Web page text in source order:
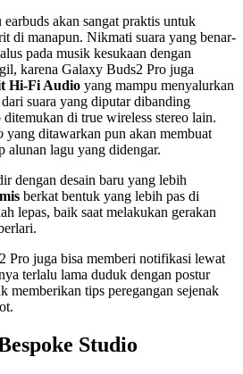
akan sangat praktis untuk
di manapun. Nikmati suara yang benar-
pada musik kesukaan dengan
karena Galaxy Buds2 Pro juga
Hi-Fi Audio yang mampu menyalurkan
suara yang diputar dibanding
di true wireless stereo lain.
yang ditawarkan pun akan membuat
alunan lagu yang didengar.
dengan desain baru yang lebih
berkat bentuk yang lebih pas di
lepas, baik saat melakukan gerakan
Pro juga bisa memberi notifikasi lewat
terlalu lama duduk dengan postur
memberikan tips peregangan sejenak
Studio